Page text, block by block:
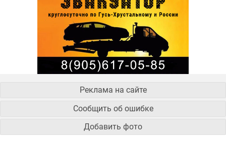
Реклама на сайте
Сообщить об ошибке
Добавить фото